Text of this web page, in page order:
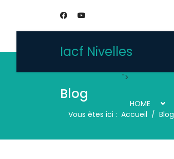
Iacf Nivelles
">
HOME
Blog
Vous êtes ici : Accueil Blog